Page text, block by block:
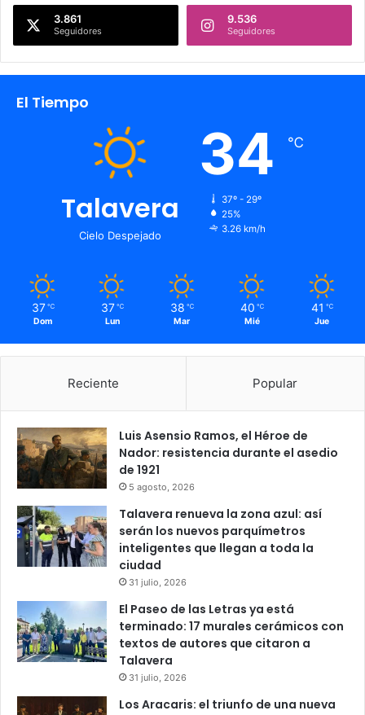
3.861
Seguidores
9.536
Seguidores
El Tiempo
Talavera
Cielo Despejado
34 ℃
37º - 29º
25%
3.26 km/h
37 ℃
Dom
37 ℃
Lun
38 ℃
Mar
40 ℃
Mié
41 ℃
Jue
Reciente Popular
Luis Asensio Ramos, el Héroe de
Nador: resistencia durante el asedio
de 1921
5 agosto, 2026
Talavera renueva la zona azul: así
serán los nuevos parquímetros
inteligentes que llegan a toda la
ciudad
31 julio, 2026
El Paseo de las Letras ya está
terminado: 17 murales cerámicos con
textos de autores que citaron a
Talavera
31 julio, 2026
Los Aracaris: el triunfo de una nueva